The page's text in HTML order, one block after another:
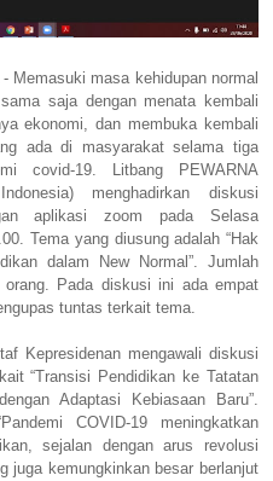
Memasuki masa kehidupan normal
saja dengan menata kembali
ekonomi, dan membuka kembali
ada di masyarakat selama tiga
covid-19. Litbang PEWARNA
menghadirkan diskusi
aplikasi zoom pada Selasa
Tema yang diusung adalah “Hak
dalam New Normal”. Jumlah
Pada diskusi ini ada empat
tuntas terkait tema.
Kepresidenan mengawali diskusi
“Transisi Pendidikan ke Tatatan
Adaptasi Kebiasaan Baru”.
COVID-19 meningkatkan
sejalan dengan arus revolusi
juga kemungkinkan besar berlanjut